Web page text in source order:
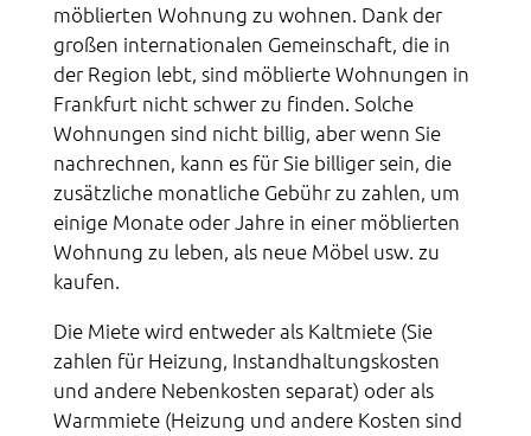
möblierten Wohnung zu wohnen. Dank der
großen internationalen Gemeinschaft, die in
der Region lebt, sind möblierte Wohnungen in
Frankfurt nicht schwer zu finden. Solche
Wohnungen sind nicht billig, aber wenn Sie
nachrechnen, kann es für Sie billiger sein, die
zusätzliche monatliche Gebühr zu zahlen, um
einige Monate oder Jahre in einer möblierten
Wohnung zu leben, als neue Möbel usw. zu
kaufen.
Die Miete wird entweder als Kaltmiete (Sie
zahlen für Heizung, Instandhaltungskosten
und andere Nebenkosten separat) oder als
Warmmiete (Heizung und andere Kosten sind